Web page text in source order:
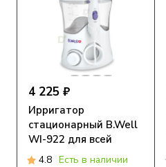
4 225 ₽
Ирригатор
стационарный B.Well
WI-922 для всей
семьи
4.8 Есть в наличии